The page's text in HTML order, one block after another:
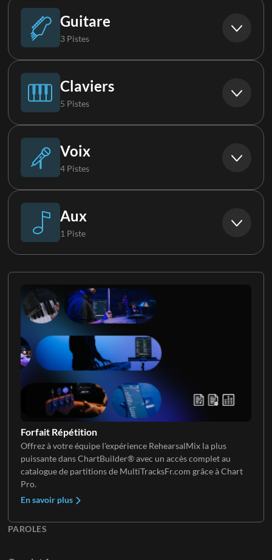
Boucle
Boucle synthé
Basse
Basse Synthé
Guitare
3 Pistes
Guitare acoustique
Guitare électrique 1
Guitare électrique 2
Claviers
5 Pistes
Piano
Clavier 1
Clavier 4
Voix
4 Pistes
Ténor
Choristes FX
Aux
1 Piste
Forfait Répétition
Offrez à votre équipe l'expérience RehearsalMix la plus
puissante dans ChartBuilder® avec un accès complet au
catalogue de partitions de MultiTracksFr.com grâce à Chart
Pro.
En savoir plus
PAROLES